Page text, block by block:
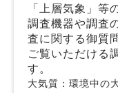
「上層気象」等
調査機器や調査
査に関する御質
ご覧いただける
す。
大気質：環境中の